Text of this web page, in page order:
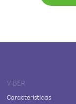
VIBER
Características